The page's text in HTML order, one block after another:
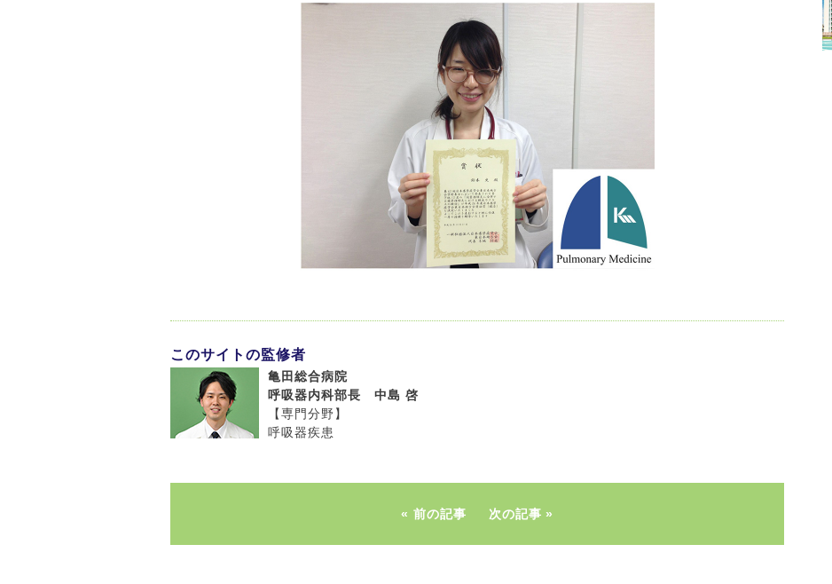
このサイトの監修者
亀田総合病院
呼吸器内科部長 中島 啓
【専門分野】
呼吸器疾患
前の記事 次の記事